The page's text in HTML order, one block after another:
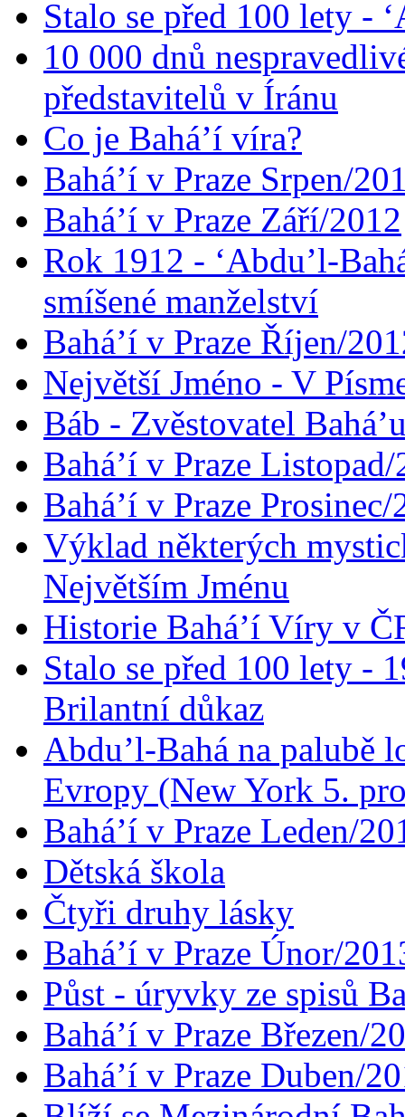
Stalo se před 100 lety -
10 000 dnů
představitelů v Íránu
Co je Bahá’í víra?
Bahá’í v Praze Srpen/
Bahá’í v Praze Září/2012
Rok 1912 - ‘Abdu’l-
smíšené manželství
Bahá’í v Praze Říjen/
Největší Jméno - V
Báb - Zvěstovatel
Bahá’í v Praze
Bahá’í v Praze Prosinec/
Výklad některých
Největším Jménu
Historie Bahá’í Víry v
Stalo se před 100 lety -
Brilantní důkaz
Abdu’l-Bahá na palubě
Evropy (New York 5.
Bahá’í v Praze Leden/
Dětská škola
Čtyři druhy lásky
Bahá’í v Praze Únor/
Půst - úryvky ze spisů
Bahá’í v Praze Březen/
Bahá’í v Praze Duben/